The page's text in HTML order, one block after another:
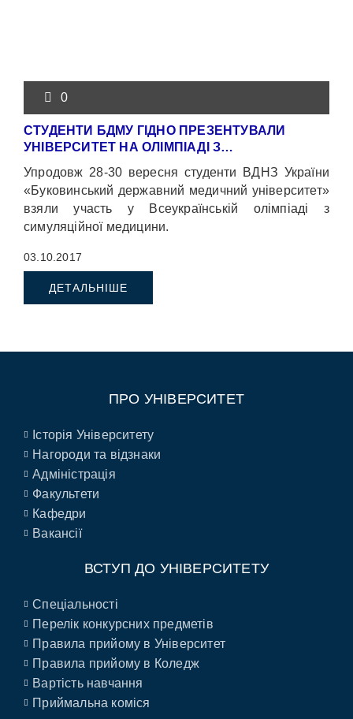
0
СТУДЕНТИ БДМУ ГІДНО ПРЕЗЕНТУВАЛИ
УНІВЕРСИТЕТ НА ОЛІМПІАДІ З…
Упродовж 28-30 вересня студенти ВДНЗ України
«Буковинський державний медичний університет»
взяли участь у Всеукраїнській олімпіаді з
симуляційної медицини.
03.10.2017
ДЕТАЛЬНІШЕ
ПРО УНІВЕРСИТЕТ
Історія Університету
Нагороди та відзнаки
Адміністрація
Факультети
Кафедри
Вакансії
ВСТУП ДО УНІВЕРСИТЕТУ
Спеціальності
Перелік конкурсних предметів
Правила прийому в Університет
Правила прийому в Коледж
Вартість навчання
Приймальна коміся